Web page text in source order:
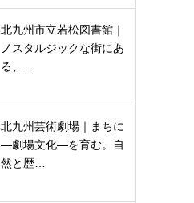
北九州市立若松図書館｜
ノスタルジックな街にあ
る、…
北九州芸術劇場｜まちに
―劇場文化―を育む。自
然と歴…